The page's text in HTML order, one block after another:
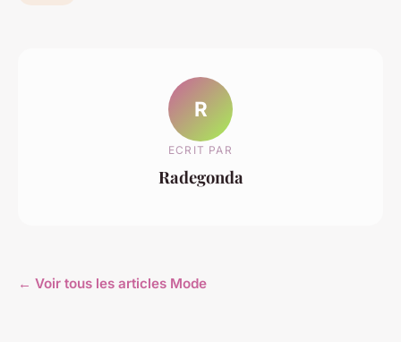
R
ECRIT PAR
Radegonda
← Voir tous les articles Mode